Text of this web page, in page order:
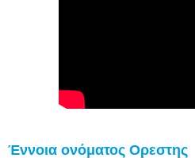
Έννοια ονόματος Ορεστης